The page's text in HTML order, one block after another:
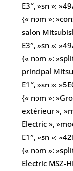
E3″, »sn »:
{« nom »:
salon
E3″, »sn »:
{« nom »:
principal
E1″, »sn »:
{« nom »:
extérieur »,
Electric »,
E1″, »sn »:
{« nom »:
Electric MSZ-